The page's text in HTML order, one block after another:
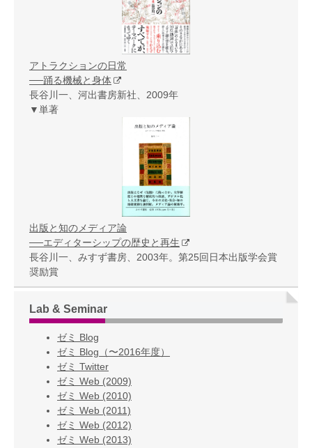
アトラクションの日常
──踊る機械と身体
長谷川一、河出書房新社、2009年
▼単著
出版と知のメディア論
──エディターシップの歴史と再生
長谷川一、みすず書房、2003年。第25回日本出版学会賞
奨励賞
Lab & Seminar
ゼミ Blog
ゼミ Blog（〜2016年度）
ゼミ Twitter
ゼミ Web (2009)
ゼミ Web (2010)
ゼミ Web (2011)
ゼミ Web (2012)
ゼミ Web (2013)